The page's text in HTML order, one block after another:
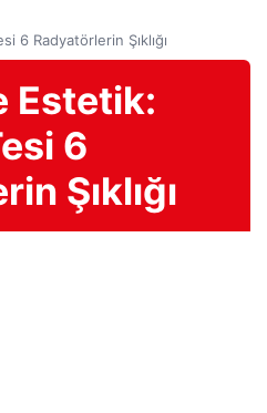
6 Radyatörlerin Şıklığı
Estetik:
6
Şıklığı